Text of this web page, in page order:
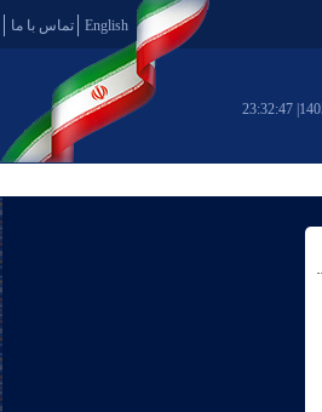
English تماس با ما
23:32:47